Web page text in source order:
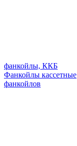
фанкойлы, ККБ
Фанкойлы кассетные
фанкойлов